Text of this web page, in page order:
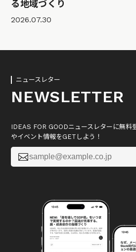
る地域づくり
2026.07.30
ニュースレター
NEWSLETTER
IDEAS FOR GOODニュースレターに無料
やイベント情報をGETしよう！
